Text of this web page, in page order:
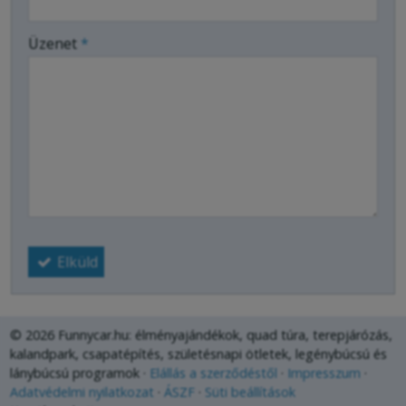
Üzenet *
Elküld
© 2026 Funnycar.hu: élményajándékok, quad túra, terepjárózás,
kalandpark, csapatépítés, születésnapi ötletek, legénybúcsú és
lánybúcsú programok
Elállás a szerződéstől
Impresszum
Adatvédelmi nyilatkozat
ÁSZF
Süti beállítások